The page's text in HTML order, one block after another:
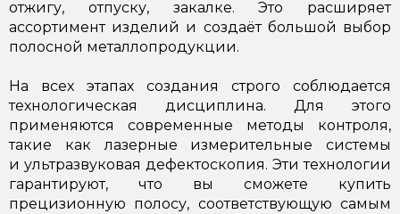
отжигу, отпуску, закалке. Это расширяет
ассортимент изделий и создаёт большой выбор
полосной металлопродукции.
На всех этапах создания строго соблюдается
технологическая дисциплина. Для этого
применяются современные методы контроля,
такие как лазерные измерительные системы
и ультразвуковая дефектоскопия. Эти технологии
гарантируют, что вы сможете купить
прецизионную полосу, соответствующую самым